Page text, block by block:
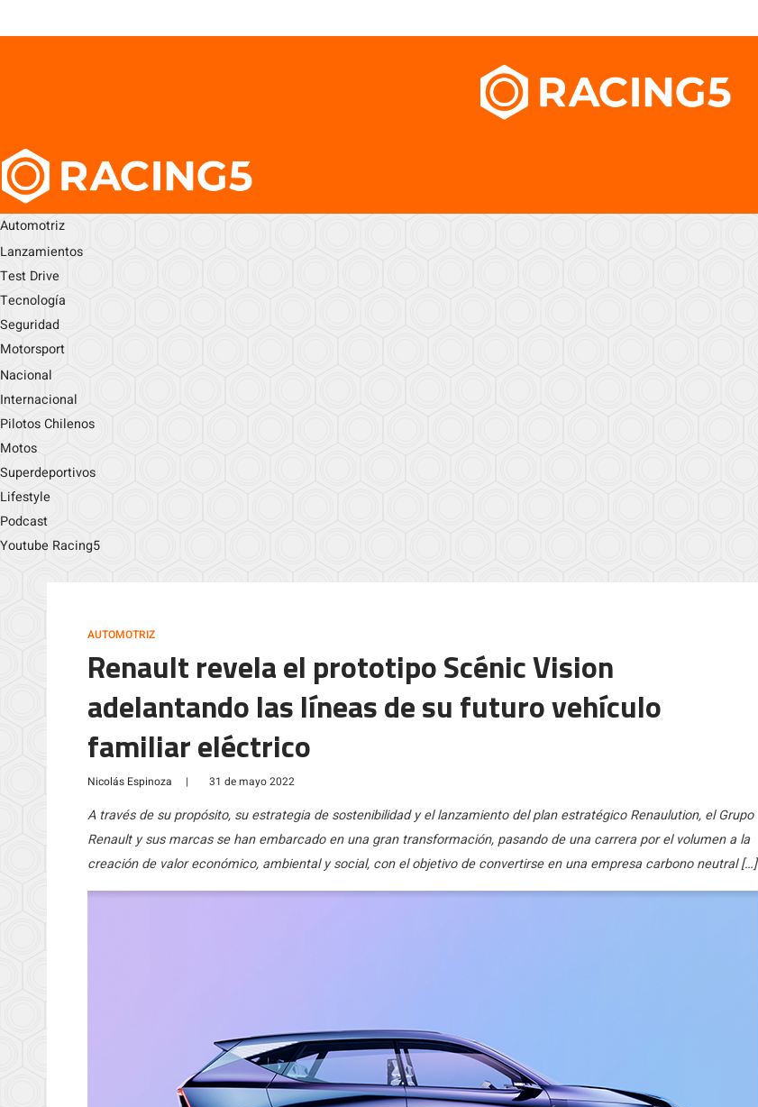
Automotriz
Lanzamientos
Test Drive
Tecnología
Seguridad
Motorsport
Nacional
Internacional
Pilotos Chilenos
Motos
Superdeportivos
Lifestyle
Podcast
Youtube Racing5
AUTOMOTRIZ
Renault revela el prototipo Scénic Vision
adelantando las líneas de su futuro vehículo
familiar eléctrico
Nicolás Espinoza | 31 de mayo 2022
A través de su propósito, su estrategia de sostenibilidad y el lanzamiento del plan estratégico Renaulution, el Grupo
Renault y sus marcas se han embarcado en una gran transformación, pasando de una carrera por el volumen a la
creación de valor económico, ambiental y social, con el objetivo de convertirse en una empresa carbono neutral […]